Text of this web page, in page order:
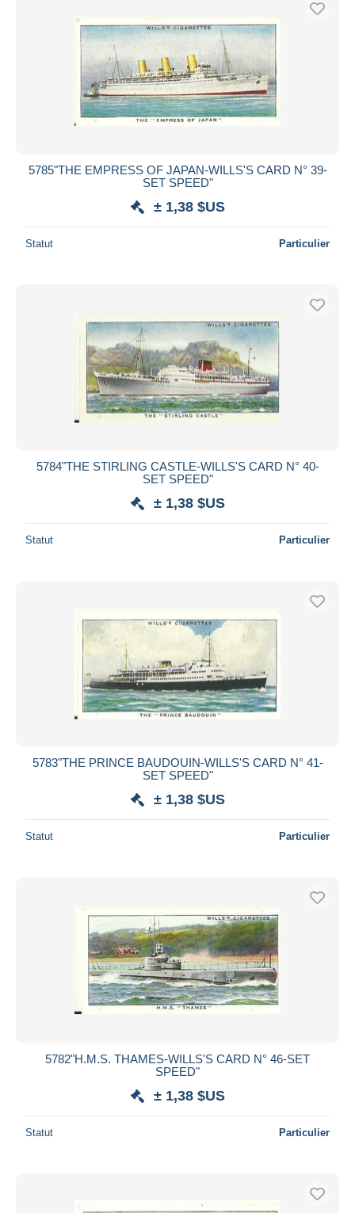
5785"THE EMPRESS OF JAPAN-WILLS'S CARD N° 39-
SET SPEED"
± 1,38 $US
Statut Particulier
5784"THE STIRLING CASTLE-WILLS'S CARD N° 40-
SET SPEED"
± 1,38 $US
Statut Particulier
5783"THE PRINCE BAUDOUIN-WILLS'S CARD N° 41-
SET SPEED"
± 1,38 $US
Statut Particulier
5782"H.M.S. THAMES-WILLS'S CARD N° 46-SET
SPEED"
± 1,38 $US
Statut Particulier